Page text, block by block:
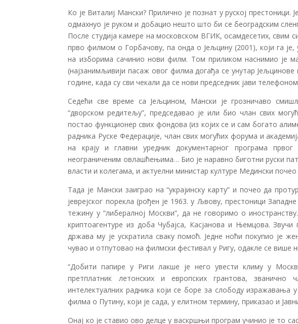
Ко је Виталиј Мански? Прилично је познат у руској
одмахнуо је руком и добацио нешто што би се београдским
После студија камере на московском ВГИК, осамдесетих, свим
прво филмом о Горбачову, па онда о Јељцину (2001), који га је,
на изборима сачинио нови филм. Том приликом наснимио је
(најзанимљивији пасаж овог филма догађа се унутар
године, када су сви чекали да се нови председник јави
Седећи све време са Јељцином, Мански је грозничаво
“дворском редитељу”, председавао је или био члан свих
постао функционер свих фондова (из којих се и сам богато
радника Руске Федерације, члан свих могућих форума и
на крају и главни уредник документарног програма
неограниченим овлашћењима… Био је наравно биготни руски
власти и колегама, и актуелни министар културе Медински почео
Тада је Мански заиграо на “украјинску карту” и почео да
јеврејског порекла (рођен је 1963. у Љвову, престоници
тежину у “либералној Москви”, да не говоримо о
криптоагентуре из доба Чубајса, Касјанова и Њемцова.
држава му је ускратила сваку помоћ. Једне ноћи покупио је
чувао и отпутовао на филмски фестивал у Ригу, одакле се више
“Добити папире у Риги лакше је него увести климу у
претплатник летонских и европских грантова, званично
интелектуалних радника који се боре за слободу изражавања
филма о Путину, који је сада, у елитном термину, приказао и
Онај ко је ставио ово делце у васкршњи програм учинио је то